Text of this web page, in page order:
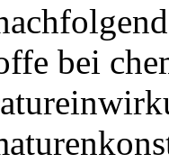
bei